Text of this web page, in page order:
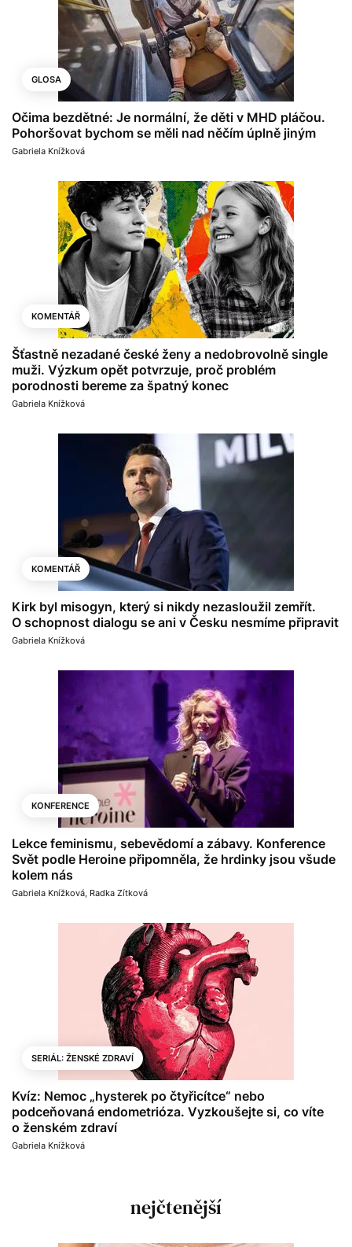
GLOSA
Očima bezdětné: Je normální, že děti v MHD pláčou.
Pohoršovat bychom se měli nad něčím úplně jiným
Gabriela Knížková
KOMENTÁŘ
Šťastně nezadané české ženy a nedobrovolně single
muži. Výzkum opět potvrzuje, proč problém
porodnosti bereme za špatný konec
Gabriela Knížková
KOMENTÁŘ
Kirk byl misogyn, který si nikdy nezasloužil zemřít.
O schopnost dialogu se ani v Česku nesmíme připravit
Gabriela Knížková
KONFERENCE
Lekce feminismu, sebevědomí a zábavy. Konference
Svět podle Heroine připomněla, že hrdinky jsou všude
kolem nás
Gabriela Knížková, Radka Zítková
SERIÁL: ŽENSKÉ ZDRAVÍ
Kvíz: Nemoc „hysterek po čtyřicítce“ nebo
podceňovaná endometrióza. Vyzkoušejte si, co víte
o ženském zdraví
Gabriela Knížková
nejčtenější